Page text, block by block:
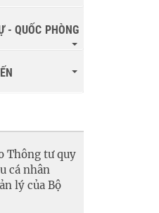
- QUỐC PHÒNG
Thông tư quy
cá nhân
lý của Bộ